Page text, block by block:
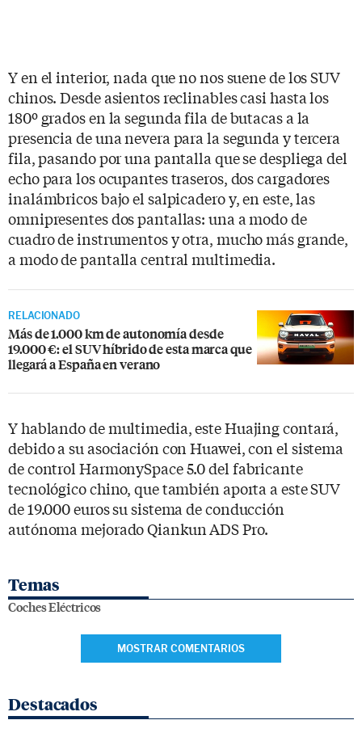
Y en el interior, nada que no nos suene de los SUV
chinos. Desde asientos reclinables casi hasta los
180º grados en la segunda fila de butacas a la
presencia de una nevera para la segunda y tercera
fila, pasando por una pantalla que se despliega del
echo para los ocupantes traseros, dos cargadores
inalámbricos bajo el salpicadero y, en este, las
omnipresentes dos pantallas: una a modo de
cuadro de instrumentos y otra, mucho más grande,
a modo de pantalla central multimedia.
RELACIONADO
Más de 1.000 km de autonomía desde
19.000 €: el SUV híbrido de esta marca que
llegará a España en verano
Y hablando de multimedia, este Huajing contará,
debido a su asociación con Huawei, con el sistema
de control HarmonySpace 5.0 del fabricante
tecnológico chino, que también aporta a este SUV
de 19.000 euros su sistema de conducción
autónoma mejorado Qiankun ADS Pro.
Temas
Coches Eléctricos
MOSTRAR COMENTARIOS
Destacados